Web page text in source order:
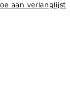
aan verlanglijst